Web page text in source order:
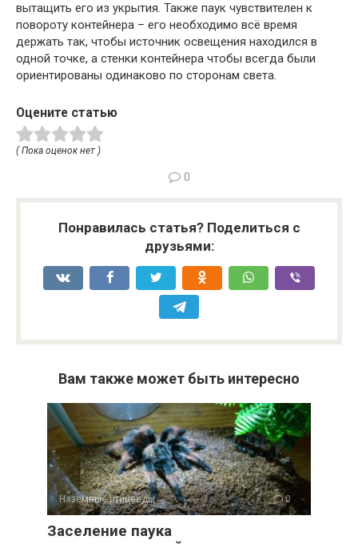
вытащить его из укрытия. Также паук чувствителен к
повороту контейнера – его необходимо всё время
держать так, чтобы источник освещения находился в
одной точке, а стенки контейнера чтобы всегда были
ориентированы одинаково по сторонам света.
Оцените статью
( Пока оценок нет )
0
Понравилась статья? Поделиться с
друзьями:
Вам также может быть интересно
Наземные птицееды 0
Заселение паука